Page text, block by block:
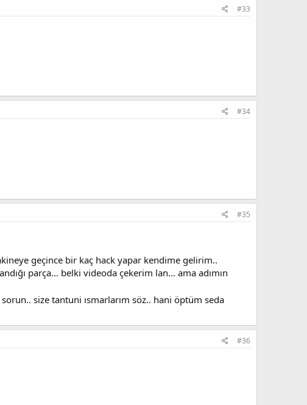
#33
#34
#35
geçince bir kaç hack yapar kendime gelirim..
parça... belki videoda çekerim lan... ama adımın
size tantuni ısmarlarım söz.. hani öptüm seda
#36